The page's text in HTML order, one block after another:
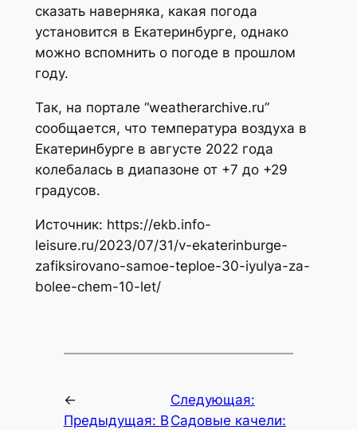
сказать наверняка, какая погода
установится в Екатеринбурге, однако
можно вспомнить о погоде в прошлом
году.
Так, на портале “weatherarchive.ru”
сообщается, что температура воздуха в
Екатеринбурге в августе 2022 года
колебалась в диапазоне от +7 до +29
градусов.
Источник: https://ekb.info-
leisure.ru/2023/07/31/v-ekaterinburge-
zafiksirovano-samoe-teploe-30-iyulya-za-
bolee-chem-10-let/
←
Предыдущая: В
Следующая:
Садовые качели: